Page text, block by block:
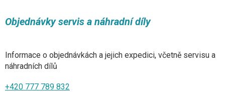
Objednávky servis a náhradní díly
Informace o objednávkách a jejich expedici, včetně servisu a
náhradních dílů
+420 777 789 832